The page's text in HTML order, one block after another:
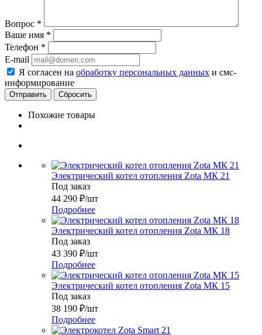
Вопрос *
Ваше имя *
Телефон *
E-mail
Я согласен на обработку персональных данных и смс-
информирование
Сбросить
Похожие товары
Электрический котел отопления Zota МК 21
Под заказ
44 290 ₽/шт
Подробнее
Электрический котел отопления Zota МК 18
Под заказ
43 390 ₽/шт
Подробнее
Электрический котел отопления Zota МК 15
Под заказ
38 190 ₽/шт
Подробнее